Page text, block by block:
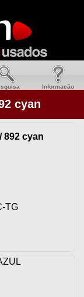
Informacão
cyan
892 cyan
TG